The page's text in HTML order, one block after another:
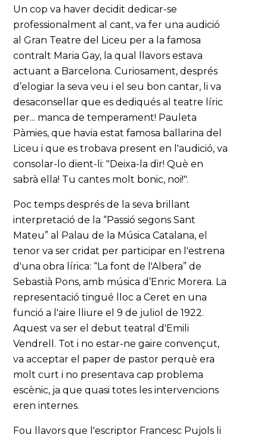
Un cop va haver decidit dedicar-se
professionalment al cant, va fer una audició
al Gran Teatre del Liceu per a la famosa
contralt Maria Gay, la qual llavors estava
actuant a Barcelona. Curiosament, després
d’elogiar la seva veu i el seu bon cantar, li va
desaconsellar que es dediqués al teatre líric
per... manca de temperament! Pauleta
Pàmies, que havia estat famosa ballarina del
Liceu i que es trobava present en l'audició, va
consolar-lo dient-li: "Deixa-la dir! Què en
sabrà ella! Tu cantes molt bonic, noi!".
Poc temps després de la seva brillant
interpretació de la “Passió segons Sant
Mateu” al Palau de la Música Catalana, el
tenor va ser cridat per participar en l'estrena
d'una obra lírica: “La font de l'Albera” de
Sebastià Pons, amb música d’Enric Morera. La
representació tingué lloc a Ceret en una
funció a l'aire lliure el 9 de juliol de 1922.
Aquest va ser el debut teatral d'Emili
Vendrell. Tot i no estar-ne gaire convençut,
va acceptar el paper de pastor perquè era
molt curt i no presentava cap problema
escènic, ja que quasi totes les intervencions
eren internes.
Fou llavors que l'escriptor Francesc Pujols li